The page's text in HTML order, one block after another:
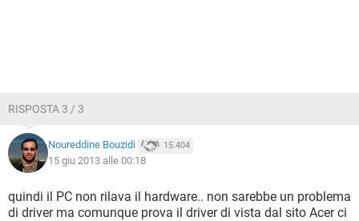
RISPOSTA 3 / 3
Noureddine Bouzidi 15.404
15 giu 2013 alle 00:18
quindi il PC non rilava il hardware.. non sarebbe un problema
di driver ma comunque prova il driver di vista dal sito Acer ci